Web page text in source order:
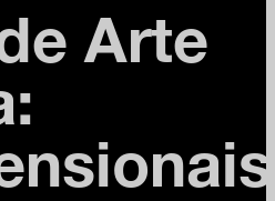
Arte